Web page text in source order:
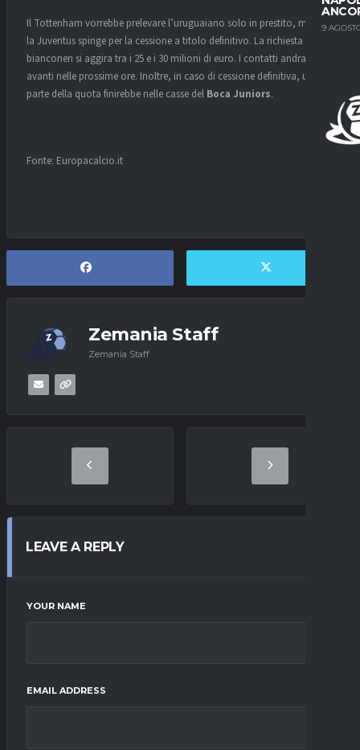
9
Il Tottenham vorrebbe prelevare l’uruguaiano solo in prestito, mentre
la Juventus spinge per la cessione a titolo definitivo. La richiesta dei
bianconeri si aggira tra i 25 e i 30 milioni di euro. I contatti andranno
avanti nelle prossime ore. Inoltre, in caso di cessione definitiva, una
parte della quota finirebbe nelle casse del Boca Juniors.
Fonte: Europacalcio.it
Zemania Staff
Zemania Staff
LEAVE A REPLY
YOUR NAME
EMAIL ADDRESS